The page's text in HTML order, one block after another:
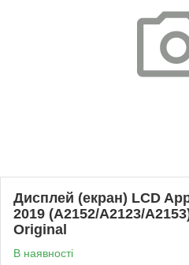
Дисплей (екран) LCD
2019 (A2152/A2123/
Original
В наявності